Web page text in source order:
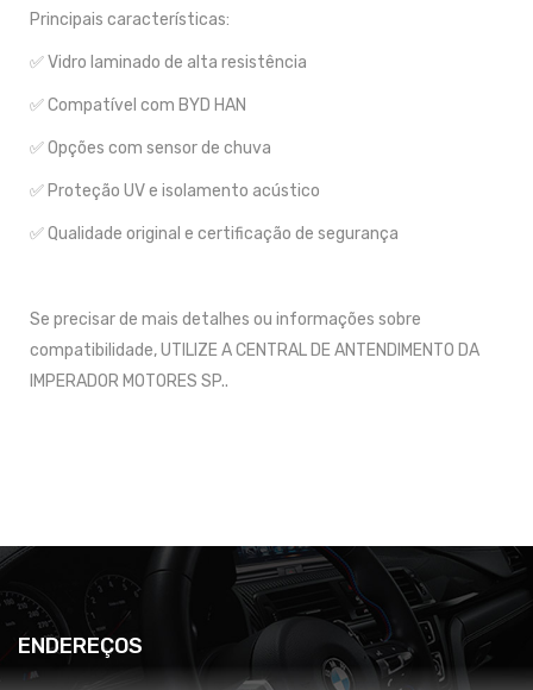
Principais características:
✅ Vidro laminado de alta resistência
✅ Compatível com BYD HAN
✅ Opções com sensor de chuva
✅ Proteção UV e isolamento acústico
✅ Qualidade original e certificação de segurança
Se precisar de mais detalhes ou informações sobre
compatibilidade, UTILIZE A CENTRAL DE ANTENDIMENTO DA
IMPERADOR MOTORES SP..
ENDEREÇOS